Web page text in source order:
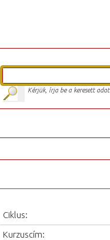
Kérjük, írja be a keresett
Ciklus:
Kurzuscím: